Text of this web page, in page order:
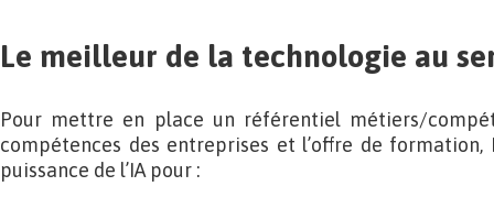
Le meilleur de la technologie au
Pour mettre en place un référentiel métiers/
compétences des entreprises et l’offre de formation,
puissance de l’IA pour :